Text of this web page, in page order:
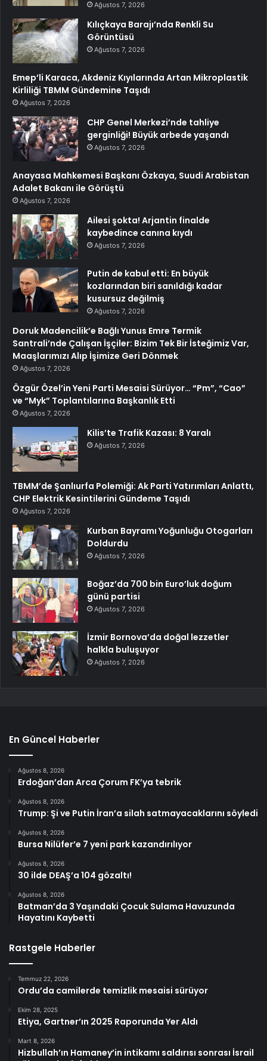
Ağustos 7, 2026
Kılıçkaya Barajı’nda Renkli Su
Görüntüsü
Ağustos 7, 2026
Emep’li Karaca, Akdeniz Kıyılarında Artan Mikroplastik
Kirliliği TBMM Gündemine Taşıdı
Ağustos 7, 2026
CHP Genel Merkezi’nde tahliye
gerginliği! Büyük arbede yaşandı
Ağustos 7, 2026
Anayasa Mahkemesi Başkanı Özkaya, Suudi Arabistan
Adalet Bakanı ile Görüştü
Ağustos 7, 2026
Ailesi şokta! Arjantin finalde
kaybedince canına kıydı
Ağustos 7, 2026
Putin de kabul etti: En büyük
kozlarından biri sanıldığı kadar
kusursuz değilmiş
Ağustos 7, 2026
Doruk Madencilik’e Bağlı Yunus Emre Termik
Santrali’nde Çalışan İşçiler: Bizim Tek Bir İsteğimiz Var,
Maaşlarımızı Alıp İşimize Geri Dönmek
Ağustos 7, 2026
Özgür Özel’in Yeni Parti Mesaisi Sürüyor… “Pm”, “Cao”
ve “Myk” Toplantılarına Başkanlık Etti
Ağustos 7, 2026
Kilis’te Trafik Kazası: 8 Yaralı
Ağustos 7, 2026
TBMM’de Şanlıurfa Polemiği: Ak Parti Yatırımları Anlattı,
CHP Elektrik Kesintilerini Gündeme Taşıdı
Ağustos 7, 2026
Kurban Bayramı Yoğunluğu Otogarları
Doldurdu
Ağustos 7, 2026
Boğaz’da 700 bin Euro’luk doğum
günü partisi
Ağustos 7, 2026
İzmir Bornova’da doğal lezzetler
halkla buluşuyor
Ağustos 7, 2026
En Güncel Haberler
Ağustos 8, 2026
Erdoğan’dan Arca Çorum FK’ya tebrik
Ağustos 8, 2026
Trump: Şi ve Putin İran’a silah satmayacaklarını söyledi
Ağustos 8, 2026
Bursa Nilüfer’e 7 yeni park kazandırılıyor
Ağustos 8, 2026
30 ilde DEAŞ’a 104 gözaltı!
Ağustos 8, 2026
Batman’da 3 Yaşındaki Çocuk Sulama Havuzunda
Hayatını Kaybetti
Rastgele Haberler
Temmuz 22, 2026
Ordu’da camilerde temizlik mesaisi sürüyor
Ekim 28, 2025
Etiya, Gartner’ın 2025 Raporunda Yer Aldı
Mart 8, 2026
Hizbullah’ın Hamaney’in intikamı saldırısı sonrası İsrail